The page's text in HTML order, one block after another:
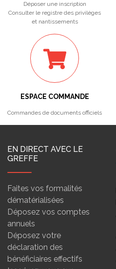
Déposer une inscription
Consulter le registre des privilèges
et nantissements
ESPACE COMMANDE
Commandes de documents officiels
EN DIRECT AVEC LE
GREFFE
Faites vos formalités
dématérialisées
Déposez vos comptes
annuels
Déposez votre
déclaration des
bénéficiaires effectifs